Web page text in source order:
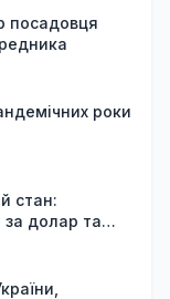
посадовця
роки
стан:
за долар та